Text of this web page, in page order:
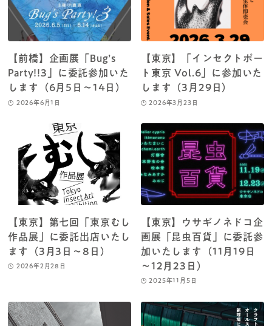
【前橋】企画展「Bug’s
Party!!3」に委託参加いた
します（6月5日～14日）
2026年6月1日
【東京】「インセクトポー
ト東京 Vol.6」に参加いた
します（3月29日）
2026年3月23日
【東京】第七回「東京むし
作品展」に委託出店いたし
ます（3月3日～8日）
2026年2月28日
【東京】ウサギノネドコ企
画展「昆虫百貨」に委託参
加いたします（11月19日
～12月23日）
2025年11月5日